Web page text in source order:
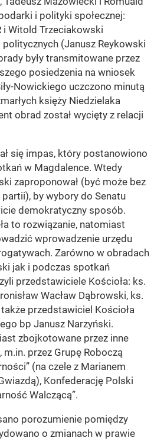
i polityki społecznej:
i Witold Trzeciakowski
(Janusz Reykowski
były transmitowane przez
posiedzenia na wniosek
Nowickiego uczczono minutą
księży Niedzielaka
obrad został wycięty z relacji
się impas, który postanowiono
w Magdalence. Wtedy
zaproponował (być może bez
by wybory do Senatu
demokratyczny sposób.
to rozwiązanie, natomiast
wprowadzenie urzędu
Zarówno w obradach
jak i podczas spotkań
przedstawiciele Kościoła: ks.
Wacław Dąbrowski, ks.
przedstawiciel Kościoła
bp Janusz Narzyński.
zbojkotowane przez inne
przez Grupę Roboczą
(na czele z Marianem
Konfederację Polski
Walczącą”.
porozumienie pomiędzy
o zmianach w prawie